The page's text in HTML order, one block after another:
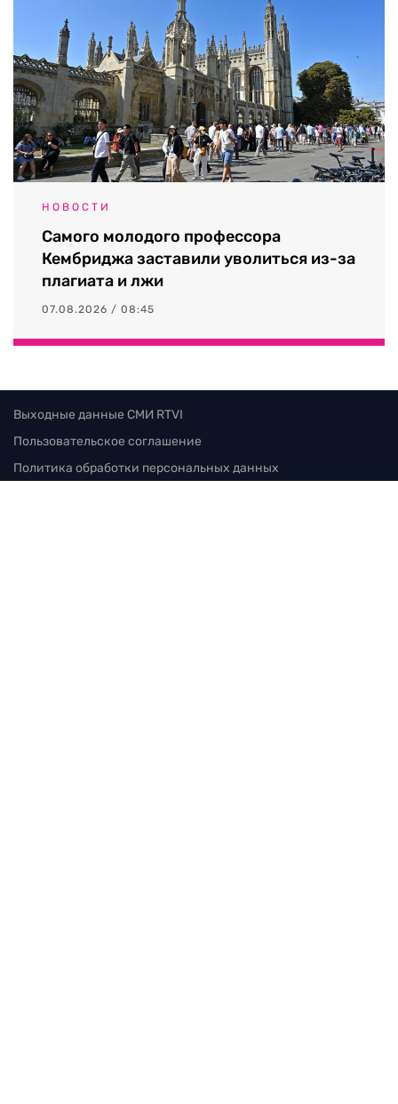
НОВОСТИ
Самого молодого профессора
Кембриджа заставили уволиться из-за
плагиата и лжи
07.08.2026 / 08:45
Выходные данные СМИ RTVI
Пользовательское соглашение
Политика обработки персональных данных